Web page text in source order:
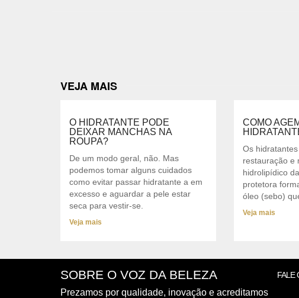
VEJA MAIS
O HIDRATANTE PODE
DEIXAR MANCHAS NA
ROUPA?
De um modo geral, não. Mas
podemos tomar alguns cuidados
como evitar passar hidratante a em
excesso e aguardar a pele estar
seca para vestir-se.
Veja mais
COMO
Os
restauração e
hidrolipídico
protetora
óleo (sebo)
Veja mais
SOBRE O VOZ DA BELEZA
Prezamos por qualidade, inovação e acreditamos
FALE